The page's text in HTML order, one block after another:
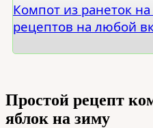
Компот из ранеток
рецептов на любой
Простой рецепт
яблок на зиму